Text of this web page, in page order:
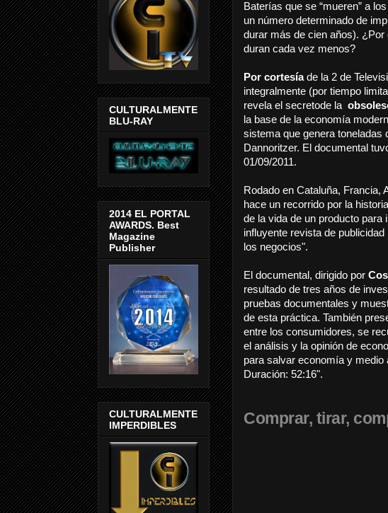
Baterías que se “mueren” a
un número determinado de
durar más de cien años).
duran cada vez menos?
Por cortesíade la 2 de
integralmente (por tiempo
revela el secretode la
la base de la economía
sistema que genera toneladas
Dannoritzer. El documental
01/09/2011.
Rodado en Cataluña, Francia,
hace un recorrido por la
de la vida de un producto
influyente revista de
los negocios".
El documental, dirigido por
resultado de tres años de
pruebas documentales y
de esta práctica. También
entre los consumidores, se
el análisis y la opinión de
para salvar economía y medio
Duración: 52:16".
Comprar, tirar,
CULTURALMENTE
BLU-RAY
2014 EL PORTAL
AWARDS. Best
Magazine
Publisher
CULTURALMENTE
IMPERDIBLES